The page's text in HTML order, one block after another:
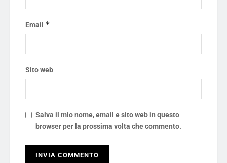
Email *
Sito web
Salva il mio nome, email e sito web in questo
browser per la prossima volta che commento.